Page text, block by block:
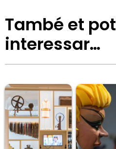
També et pot
interessar…